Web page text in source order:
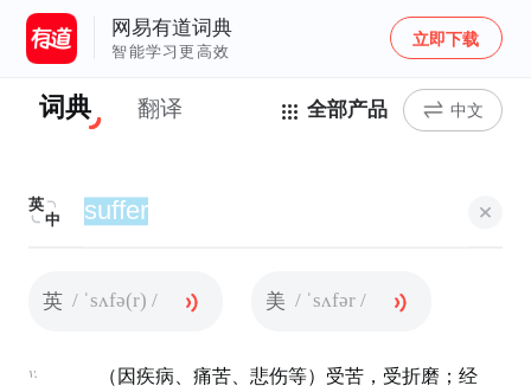
网易有道词典
智能学习更高效
立即下载
词典 翻译 全部产品 中文
英
中
英 / ˈsʌfə(r) / 美 / ˈsʌfər /
v.
（因疾病、痛苦、悲伤等）受苦，受折磨；经